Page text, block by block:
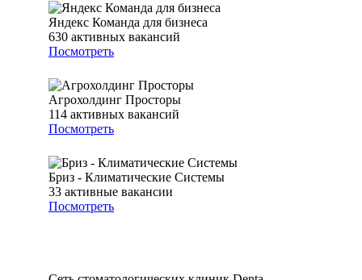
Яндекс Команда для бизнеса
630 активных вакансий
Посмотреть
Агрохолдинг Просторы
114 активных вакансий
Посмотреть
Бриз - Климатические Системы
33 активные вакансии
Посмотреть